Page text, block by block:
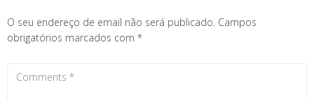
O seu endereço de email não será publicado. Campos
obrigatórios marcados com *